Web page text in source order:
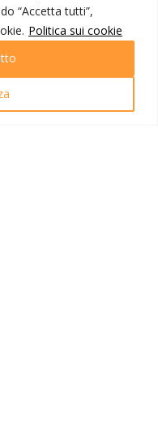
“Accetta tutti”,
Politica sui cookie